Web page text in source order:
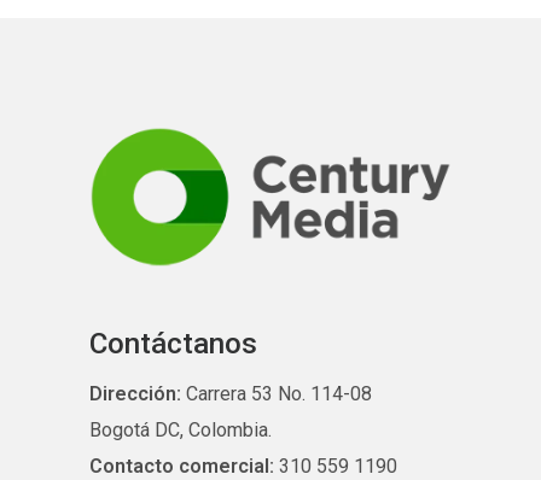
Contáctanos
Dirección: Carrera 53 No. 114-08
Bogotá DC, Colombia.
Contacto comercial: 310 559 1190